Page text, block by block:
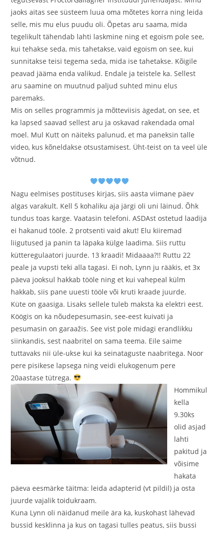
jaoks aitas see süsteem luua oma mõtetes korra ning leida
selle, mis mu elus puudu oli. Õpetas aru saama, mida
tegelikult tähendab lahti laskmine ning et egoism pole see,
kui tehakse seda, mis tahetakse, vaid egoism on see, kui
sunnitakse teisi tegema seda, mida ise tahetakse. Kõigile
peavad jääma enda valikud. Endale ja teistele ka. Sellest
aru saamine on muutnud paljud suhted minu elus
paremaks.
Mis on selles programmis ja mõtteviisis ägedat, on see, et
ka lapsed saavad sellest aru ja oskavad rakendada omal
moel. Mul Kutt on näiteks palunud, et ma paneksin talle
video, kus kõneldakse otsustamisest. Üht-teist on ta veel üle
võtnud.
Nagu eelmises postituses kirjas, siis aasta viimane päev
algas varakult. Kell 5 kohaliku aja järgi oli uni läinud. Õhk
tundus toas karge. Vaatasin telefoni. ASDAst ostetud laadija
ei hakanud tööle. 2 protsenti vaid akut! Elu kiiremad
liigutused ja panin ta läpaka külge laadima. Siis ruttu
kütteregulaatori juurde. 13 kraadi! Midaaaa?!! Ruttu 22
peale ja vupsti teki alla tagasi. Ei noh, Lynn ju rääkis, et 3x
päeva jooksul hakkab tööle ning et kui vahepeal külm
hakkab, siis pane uuesti tööle või kruti kraade juurde.
Küte on gaasiga. Lisaks sellele tuleb maksta ka elektri eest.
Köögis on ka nõudepesumasin, see-eest kuivati ja
pesumasin on garaažis. See vist pole midagi erandlikku
siinkandis, sest naabritel on sama teema. Eile saime
tuttavaks nii üle-ukse kui ka seinataguste naabritega. Noor
pere pisikese lapsega ning veidi elukogenum pere
20aastase tütrega.
Hommikul
kella
9.30ks
olid asjad
lahti
pakitud ja
võisime
hakata
päeva eesmärke täitma: leida adapterid (vt pildil) ja osta
juurde vajalik toidukraam.
Kuna Lynn oli näidanud meile ära ka, kuskohast lähevad
bussid kesklinna ja kus on tagasi tulles peatus, siis bussi